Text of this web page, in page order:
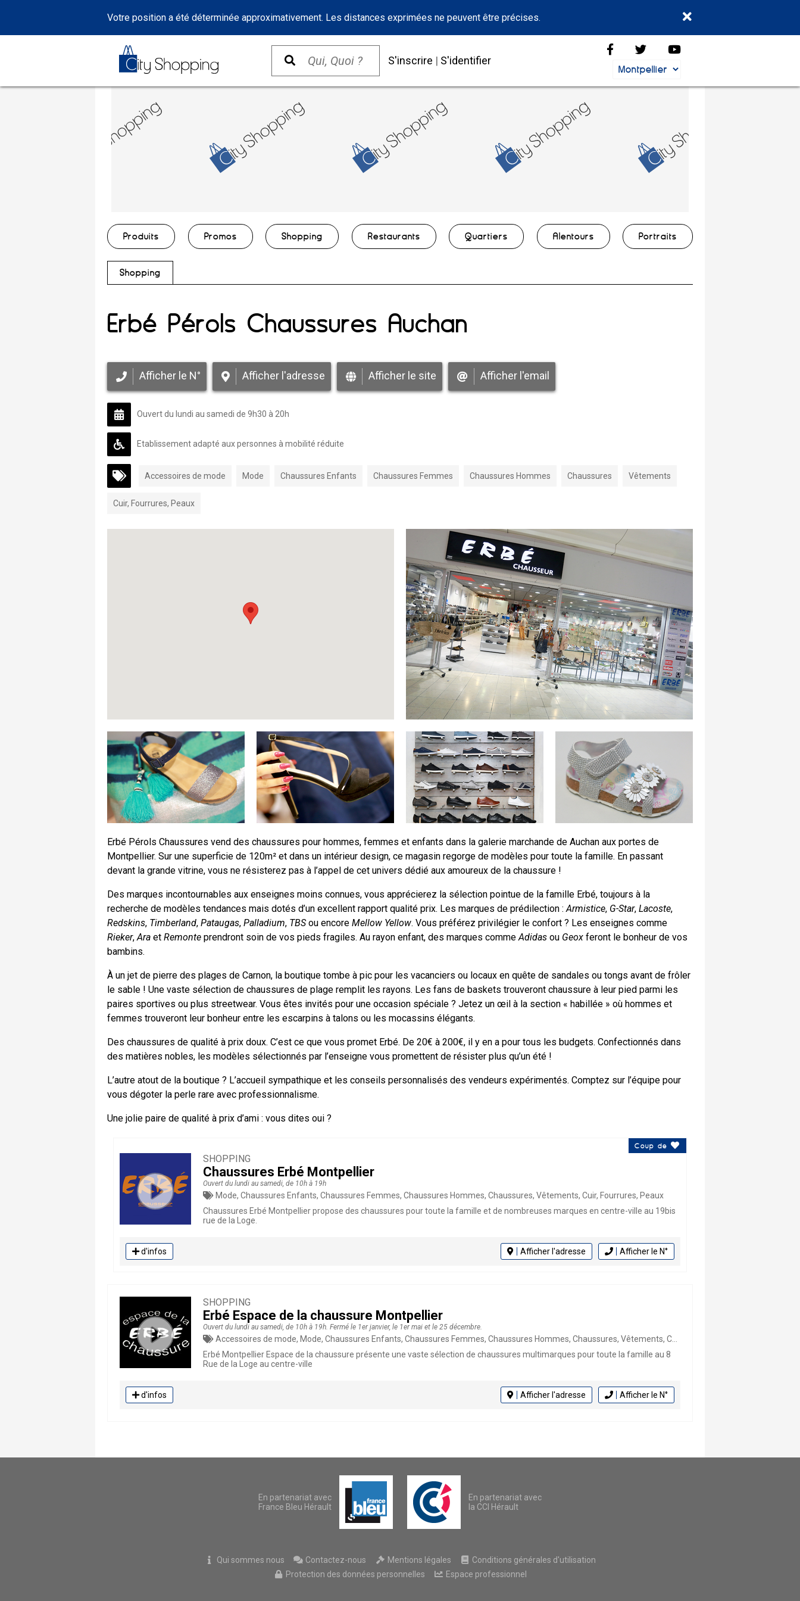
Votre position a été déterminée approximativement. Les distances exprimées ne peuvent être précises.
S'inscrire | S'identifier
Produits Promos Shopping Restaurants Quartiers Alentours Portraits
Shopping
Erbé Pérols Chaussures Auchan
Afficher le N° Afficher l'adresse Afficher le site Afficher l'email
Ouvert du lundi au samedi de 9h30 à 20h
Etablissement adapté aux personnes à mobilité réduite
Accessoires de mode Mode Chaussures Enfants Chaussures Femmes Chaussures Hommes Chaussures Vêtements
Cuir, Fourrures, Peaux
Erbé Pérols Chaussures vend des chaussures pour hommes, femmes et enfants dans la galerie marchande de Auchan aux portes de
Montpellier. Sur une superficie de 120m² et dans un intérieur design, ce magasin regorge de modèles pour toute la famille. En passant
devant la grande vitrine, vous ne résisterez pas à l’appel de cet univers dédié aux amoureux de la chaussure !
Des marques incontournables aux enseignes moins connues, vous apprécierez la sélection pointue de la famille Erbé, toujours à la
recherche de modèles tendances mais dotés d’un excellent rapport qualité prix. Les marques de prédilection :Armistice, G-Star, Lacoste,
Redskins, Timberland, Pataugas, Palladium, TBSou encore Mellow Yellow. Vous préférez privilégier le confort ? Les enseignes comme
Rieker,Ara et Remonte prendront soin de vos pieds fragiles. Au rayon enfant, des marques commeAdidas ou Geox feront le bonheur de vos
bambins.
À un jet de pierre des plages de Carnon, la boutique tombe à pic pour les vacanciers ou locaux en quête de sandales ou tongs avant de frôler
le sable ! Une vaste sélection de chaussures de plage remplit les rayons. Les fans de baskets trouveront chaussure à leur pied parmi les
paires sportives ou plus streetwear. Vous êtes invités pour une occasion spéciale ? Jetez un œil à la section « habillée » où hommes et
femmes trouveront leur bonheur entre les escarpins à talons ou les mocassins élégants.
Des chaussures de qualité à prix doux. C’est ce que vous promet Erbé. De 20€ à 200€, il y en a pour tous les budgets. Confectionnés dans
des matières nobles, les modèles sélectionnés par l’enseigne vous promettent de résister plus qu’un été !
L’autre atout de la boutique ? L’accueil sympathique et les conseils personnalisés des vendeurs expérimentés. Comptez sur l’équipe pour
vous dégoter la perle rare avec professionnalisme.
Une jolie paire de qualité à prix d’ami : vous dites oui ?
Coup de
SHOPPING
Chaussures Erbé Montpellier
Ouvert du lundi au samedi, de 10h à 19h
Mode, Chaussures Enfants, Chaussures Femmes, Chaussures Hommes, Chaussures, Vêtements, Cuir, Fourrures, Peaux
Chaussures Erbé Montpellier propose des chaussures pour toute la famille et de nombreuses marques en centre-ville au 19bis
rue de la Loge.
d'infos Afficher l'adresse Afficher le N°
SHOPPING
Erbé Espace de la chaussure Montpellier
Ouvert du lundi au samedi, de 10h à 19h. Fermé le 1er janvier, le 1er mai et le 25 décembre.
Accessoires de mode, Mode, Chaussures Enfants, Chaussures Femmes, Chaussures Hommes, Chaussures, Vêtements, Cuir, Fourrures, Peaux
Erbé Montpellier Espace de la chaussure présente une vaste sélection de chaussures multimarques pour toute la famille au 8
Rue de la Loge au centre-ville
d'infos Afficher l'adresse Afficher le N°
En partenariat avec
France Bleu Hérault
En partenariat avec
la CCI Hérault
Qui sommes nous Contactez-nous Mentions légales
Conditions générales d'utilisation
Protection des données personnelles
Espace professionnel